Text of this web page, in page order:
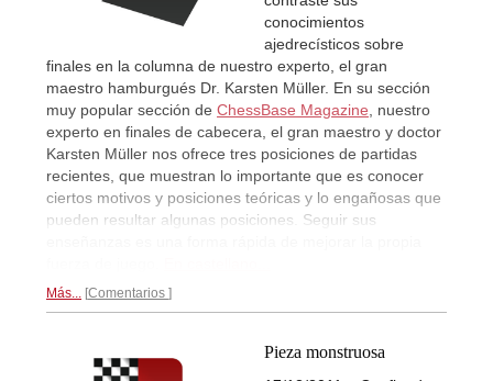
conocimientos
ajedrecísticos sobre
finales en la columna de nuestro experto, el gran
maestro hamburgués Dr. Karsten Müller. En su sección
muy popular sección de ChessBase Magazine , nuestro
experto en finales de cabecera, el gran maestro y doctor
Karsten Müller nos ofrece tres posiciones de partidas
recientes, que muestran lo importante que es conocer
ciertos motivos y posiciones teóricas y lo engañosas que
pueden resultar algunas posiciones. Seguir sus
Más... Comentarios
Pieza monstruosa